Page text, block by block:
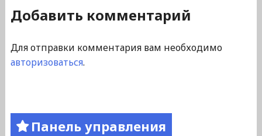
Добавить комментарий
Для отправки комментария вам необходимо
авторизоваться.
Панель управления